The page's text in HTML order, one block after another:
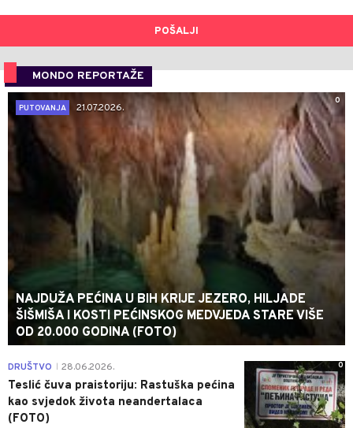
POŠALJI
MONDO REPORTAŽE
0
PUTOVANJA
21.07.2026.
NAJDUŽA PEĆINA U BIH KRIJE JEZERO, HILJADE
ŠIŠMIŠA I KOSTI PEĆINSKOG MEDVJEDA STARE VIŠE
OD 20.000 GODINA (FOTO)
0
DRUŠTVO 28.06.2026.
Teslić čuva praistoriju: Rastuška pećina
kao svjedok života neandertalaca
(FOTO)